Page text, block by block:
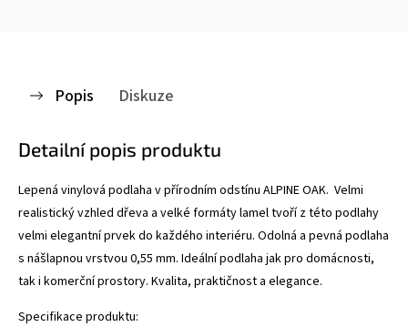
Popis Diskuze
Detailní popis produktu
Lepená vinylová podlaha v přírodním odstínu ALPINE OAK. Velmi
realistický vzhled dřeva a velké formáty lamel tvoří z této podlahy
velmi elegantní prvek do každého interiéru. Odolná a pevná podlaha
s nášlapnou vrstvou 0,55 mm. Ideální podlaha jak pro domácnosti,
tak i komerční prostory. Kvalita, praktičnost a elegance.
Specifikace produktu: